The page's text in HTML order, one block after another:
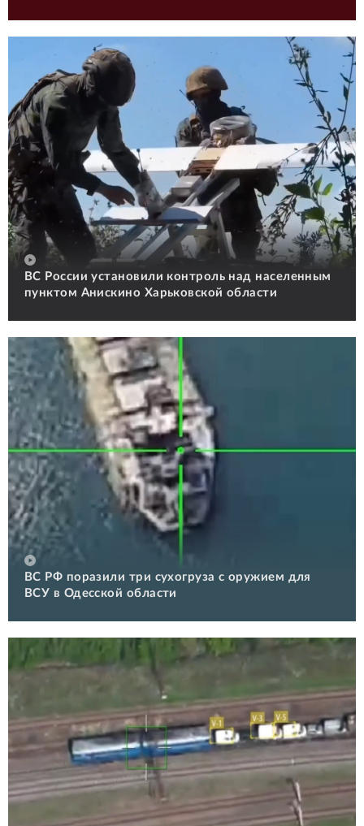
ВС России установили контроль над населенным
пунктом Анискино Харьковской области
ВС РФ поразили три сухогруза с оружием для
ВСУ в Одесской области